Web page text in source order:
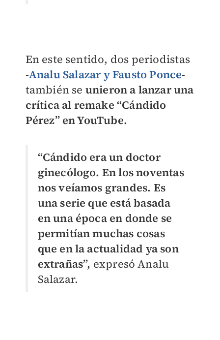
En este sentido, dos periodistas
-Analu Salazar y Fausto Ponce-
también se unieron a lanzar una
crítica al remake “Cándido
Pérez” en YouTube.
“Cándido era un doctor
ginecólogo. En los noventas
nos veíamos grandes. Es
una serie que está basada
en una época en donde se
permitían muchas cosas
que en la actualidad ya son
extrañas”, expresó Analu
Salazar.